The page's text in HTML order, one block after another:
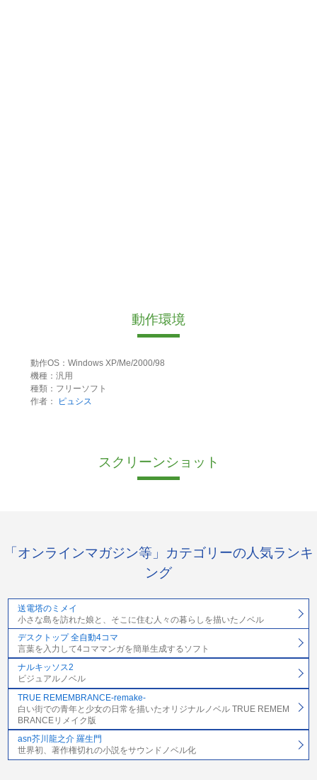
動作環境
動作OS：Windows XP/Me/2000/98
機種：汎用
種類：フリーソフト
作者：
ピュシス
スクリーンショット
「オンラインマガジン等」カテゴリーの人気ランキ
ング
送電塔のミメイ
小さな島を訪れた娘と、そこに住む人々の暮らしを描いたノベル
デスクトップ 全自動4コマ
言葉を入力して4コママンガを簡単生成するソフト
ナルキッソス2
ビジュアルノベル
TRUE REMEMBRANCE-remake-
白い街での青年と少女の日常を描いたオリジナルノベル TRUE REMEM
BRANCEリメイク版
asn芥川龍之介 羅生門
世界初、著作権切れの小説をサウンドノベル化